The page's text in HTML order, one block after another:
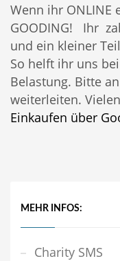
Wenn ihr
GOODING! Ihr
und ein kleiner
So helft ihr uns
Belastung. Bitte
weiterleiten.
Einkaufen über
MEHR INFOS:
Charity SMS